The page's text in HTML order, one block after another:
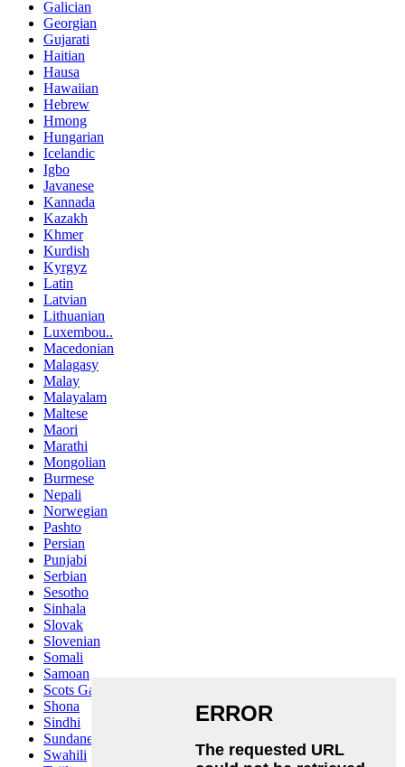
Galician
Georgian
Gujarati
Haitian
Hausa
Hawaiian
Hebrew
Hmong
Hungarian
Icelandic
Igbo
Javanese
Kannada
Kazakh
Khmer
Kurdish
Kyrgyz
Latin
Latvian
Lithuanian
Luxembou..
Macedonian
Malagasy
Malay
Malayalam
Maltese
Maori
Marathi
Mongolian
Burmese
Nepali
Norwegian
Pashto
Persian
Punjabi
Serbian
Sesotho
Sinhala
Slovak
Slovenian
Somali
Samoan
Scots Gaelic
Shona
Sindhi
Sundanese
Swahili